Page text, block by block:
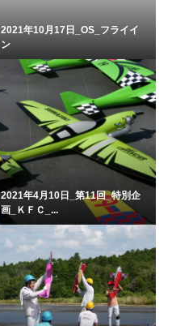
2021年10月17日_OS_フライイ
ン
2021年4月10日_第11回_特別企
画_ＫＦＣ_...